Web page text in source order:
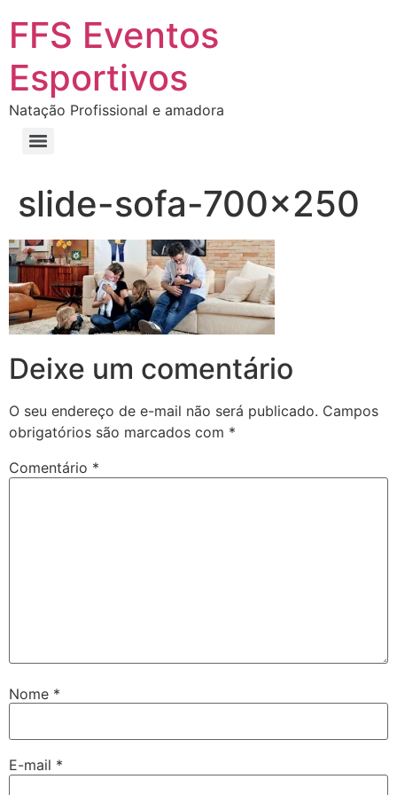
FFS Eventos
Esportivos
Natação Profissional e amadora
slide-sofa-700×250
Deixe um comentário
O seu endereço de e-mail não será publicado. Campos
obrigatórios são marcados com *
Comentário *
Nome *
E-mail *